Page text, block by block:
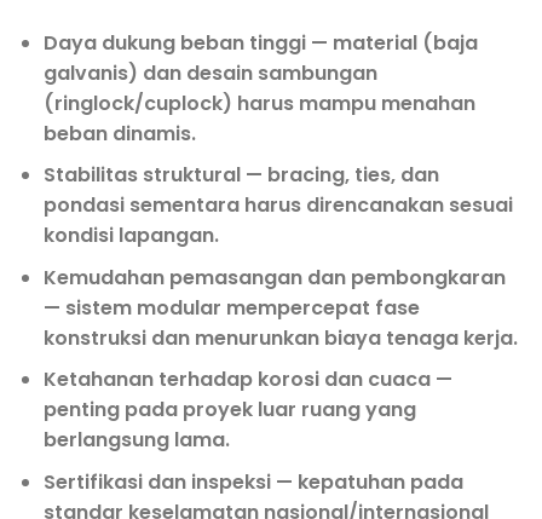
Daya dukung beban tinggi— material (baja
galvanis) dan desain sambungan
(ringlock/cuplock) harus mampu menahan
beban dinamis.
Stabilitas struktural— bracing, ties, dan
pondasi sementara harus direncanakan sesuai
kondisi lapangan.
Kemudahan pemasangan dan pembongkaran
— sistem modular mempercepat fase
konstruksi dan menurunkan biaya tenaga kerja.
Ketahanan terhadap korosi dan cuaca—
penting pada proyek luar ruang yang
berlangsung lama.
Sertifikasi dan inspeksi— kepatuhan pada
standar keselamatan nasional/internasional